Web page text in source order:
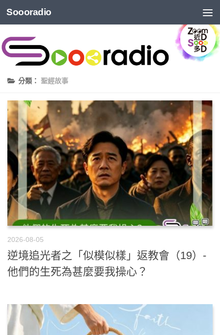
Soooradio
分類： 聖經故事
2026-08-05
逆境追光者之「似模似樣」返教會（19）-
他們的生死為甚麼要我操心？